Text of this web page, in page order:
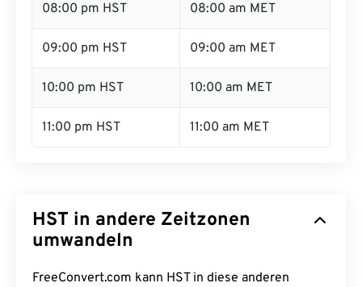
08:00 pm HST 08:00 am MET
09:00 pm HST 09:00 am MET
10:00 pm HST 10:00 am MET
11:00 pm HST 11:00 am MET
HST in andere Zeitzonen
umwandeln
FreeConvert.com kann HST in diese anderen